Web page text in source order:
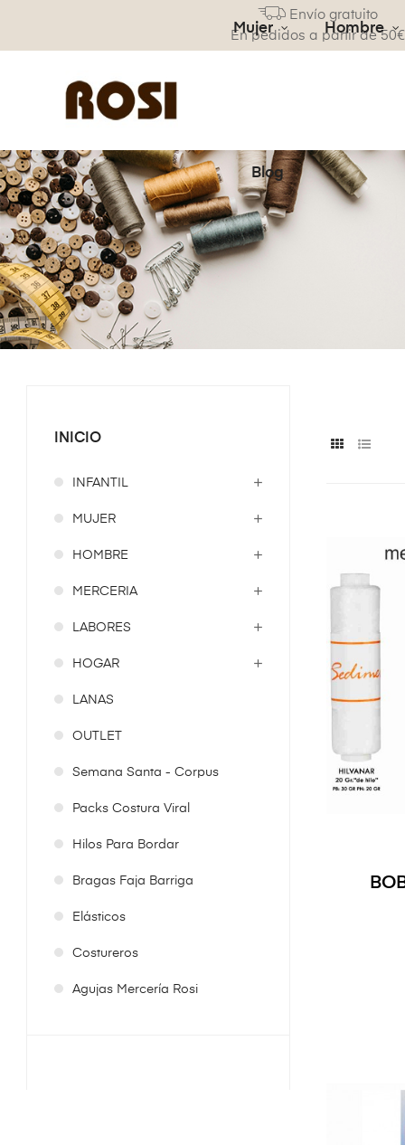
Envío gratuito
En pedidos a partir de 50€
Mujer Hombre
Blog
INICIO
INFANTIL
MUJER
HOMBRE
MERCERIA
LABORES
HOGAR
LANAS
OUTLET
Semana Santa - Corpus
Packs Costura Viral
Hilos Para Bordar
Bragas Faja Barriga
Elásticos
Costureros
Agujas Mercería Rosi